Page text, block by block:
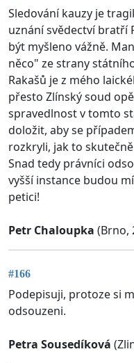
Sledování kauzy je
uznání svědectví bratří
být myšleno vážně.
něco" ze strany
Rakašů je z mého
přesto Zlínský soud
spravedlnost v tomto
doložit, aby se
rozkryli, jak to
Snad tedy právníci
vyšší instance budou
petici!
Petr Chaloupka (Brno,
#166
Podepisuji, protoze si
odsouzeni.
Petra Sousedíková